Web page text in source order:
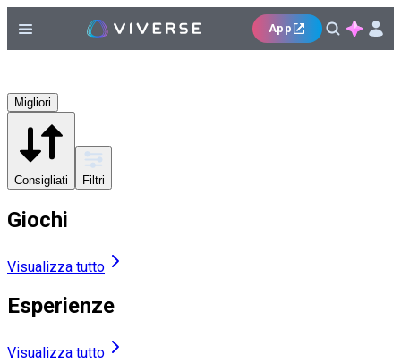
App
Migliori
Consigliati Filtri
Giochi
Visualizza tutto
Esperienze
Visualizza tutto